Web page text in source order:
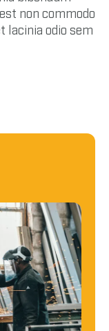
non commodo
lacinia odio sem